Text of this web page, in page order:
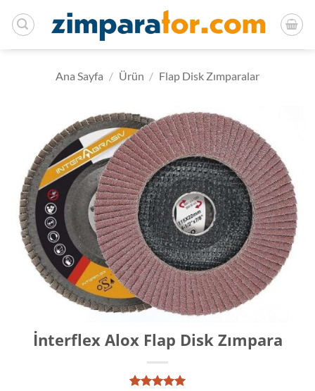
atla
Ana Sayfa / Ürün / Flap Disk Zımparalar
İnterflex Alox Flap Disk Zımpara